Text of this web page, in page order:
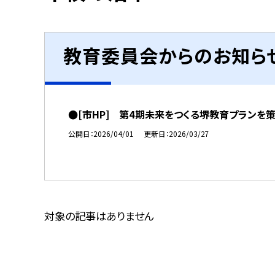
教育委員会からのお知ら
●[市HP] 第4期未来をつくる堺教育プランを策
公開日 2026/04/01 更新日 2026/03/27
対象の記事はありません